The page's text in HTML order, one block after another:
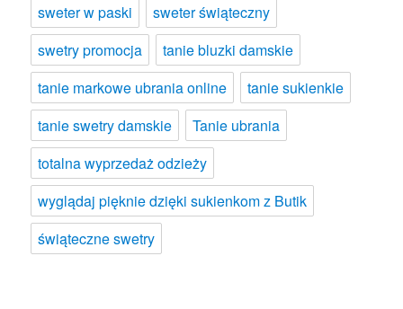
sweter w paski
sweter świąteczny
swetry promocja
tanie bluzki damskie
tanie markowe ubrania online
tanie sukienkie
tanie swetry damskie
Tanie ubrania
totalna wyprzedaż odzieży
wyglądaj pięknie dzięki sukienkom z Butik
świąteczne swetry